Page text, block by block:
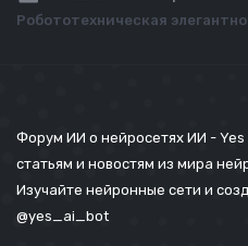
Робототехническая
Форум ИИ о нейросетях ИИ -
статьям и новостям из мира
Изучайте нейронные сети и
@yes_ai_bot